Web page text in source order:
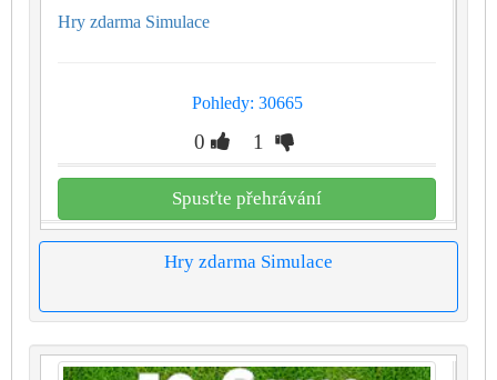
Hry zdarma Simulace
Pohledy: 30665
0 1
Spusťte přehrávání
Hry zdarma Simulace